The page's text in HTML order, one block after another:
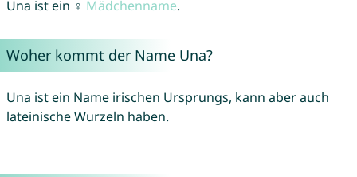
Una ist ein ♀ Mädchenname.
Woher kommt der Name Una?
Una ist ein Name irischen Ursprungs, kann aber auch
lateinische Wurzeln haben.